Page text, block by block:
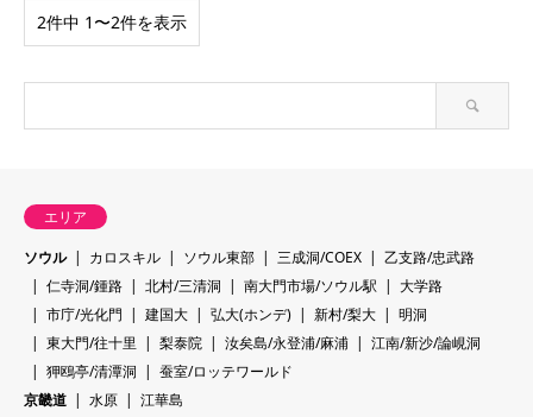
2件中 1〜2件を表示
エリア
ソウル
カロスキル ソウル東部 三成洞/COEX
乙支路/忠武路
仁寺洞/鍾路
北村/三清洞 南大門市場/ソウル駅
大学路
市庁/光化門
建国大 弘大(ホンデ) 新村/梨大
明洞
東大門/往十里
梨泰院 汝矣島/永登浦/麻浦
江南/新沙/論峴洞
狎鴎亭/清潭洞
蚕室/ロッテワールド
京畿道
水原
江華島